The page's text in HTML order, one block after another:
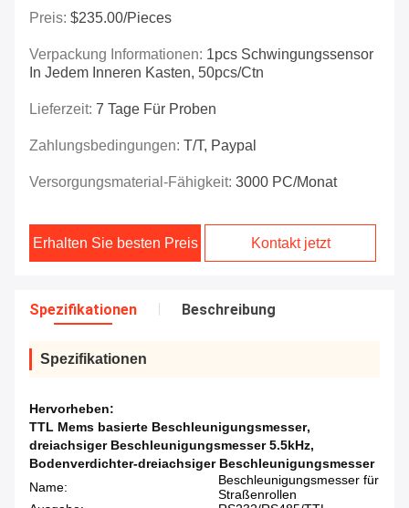
Preis: $235.00/Pieces
Verpackung Informationen: 1pcs Schwingungssensor
In Jedem Inneren Kasten, 50pcs/ctn
Lieferzeit: 7 Tage Für Proben
Zahlungsbedingungen: T/T, Paypal
Versorgungsmaterial-Fähigkeit: 3000 PC/Monat
Erhalten Sie besten Preis Kontakt jetzt
Spezifikationen Beschreibung
Spezifikationen
Hervorheben:
TTL Mems basierte Beschleunigungsmesser,
dreiachsiger Beschleunigungsmesser 5.5kHz,
Bodenverdichter-dreiachsiger Beschleunigungsmesser
Name:
Beschleunigungsmesser für
Straßenrollen